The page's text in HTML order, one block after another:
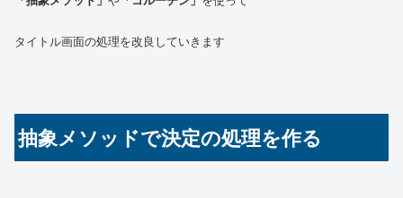
タイトル画面の処理を改良していきます
抽象メソッドで決定の処理を作る